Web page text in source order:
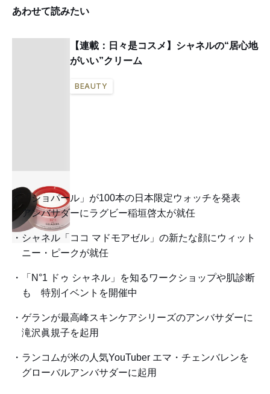
あわせて読みたい
【連載：日々是コスメ】シャネルの“居心地
がいい”クリーム
BEAUTY
「ショパール」が100本の日本限定ウォッチを発表
アンバサダーにラグビー稲垣啓太が就任
シャネル「ココ マドモアゼル」の新たな顔にウィット
ニー・ピークが就任
「N°1 ドゥ シャネル」を知るワークショップや肌診断
も 特別イベントを開催中
ゲランが最高峰スキンケアシリーズのアンバサダーに
滝沢眞規子を起用
ランコムが米の人気YouTuber エマ・チェンバレンを
グローバルアンバサダーに起用